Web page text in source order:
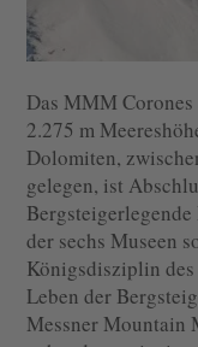
Das MMM
2.275 m
Dolomiten,
gelegen, ist
der sechs Museen
Königsdisziplin
Leben der
Messner Mountain